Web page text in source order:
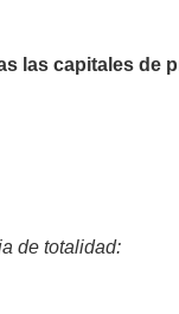
las capitales de
de totalidad: